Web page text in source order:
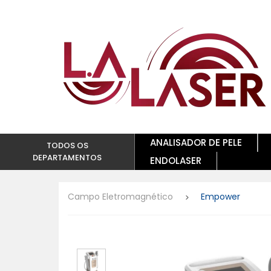
TODOS OS
DEPARTAMENTOS
ANALISADOR DE PELE
ENDOLASER
Campo Eletromagnético Empower